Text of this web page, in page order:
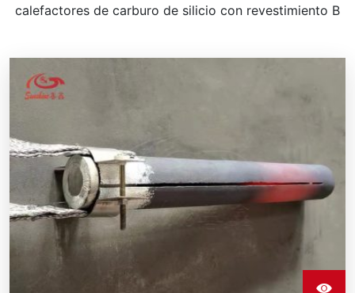
calefactores de carburo de silicio con revestimiento B